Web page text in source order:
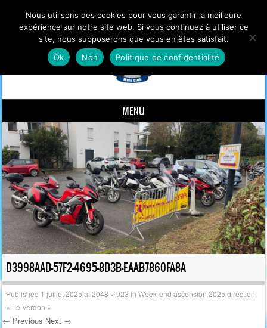
MENU
Skip to content
D3998AAD-57F2-4695-8D3B-EAAB7860FA8A
Published 1 juillet 2025 at2048 × 923 inWeek-end ascension 2025 direction
« Le Verdon »
← Previous Next →
Nous utilisons des cookies pour vous garantir la meilleure
expérience sur notre site web. Si vous continuez à utiliser ce
site, nous supposerons que vous en êtes satisfait.
Ok
Non Politique de confidentialité